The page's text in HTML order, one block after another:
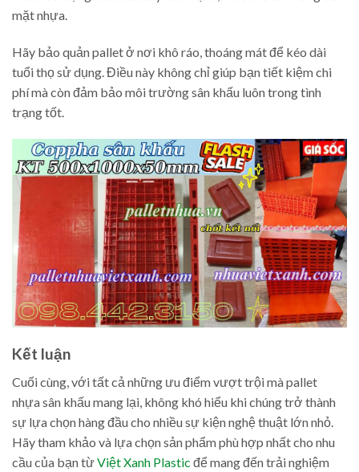
mặt nhựa.
Hãy bảo quản pallet ở nơi khô ráo, thoáng mát để kéo dài
tuổi thọ sử dụng. Điều này không chỉ giúp bạn tiết kiệm chi
phí mà còn đảm bảo môi trường sân khấu luôn trong tình
trạng tốt.
Kết luận
Cuối cùng, với tất cả những ưu điểm vượt trội mà pallet
nhựa sân khấu mang lại, không khó hiểu khi chúng trở thành
sự lựa chọn hàng đầu cho nhiều sự kiện nghệ thuật lớn nhỏ.
Hãy tham khảo và lựa chọn sản phẩm phù hợp nhất cho nhu
cầu của bạn từViệt Xanh Plastic để mang đến trải nghiệm